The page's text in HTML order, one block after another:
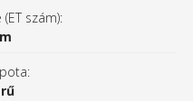
szám):